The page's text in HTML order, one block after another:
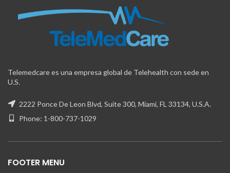
Telemedcare es una empresa global de Telehealth con sede en
U.S.
2222 Ponce De Leon Blvd, Suite 300, Miami, FL 33134, U.S.A.
Phone: 1-800-737-1029
FOOTER MENU